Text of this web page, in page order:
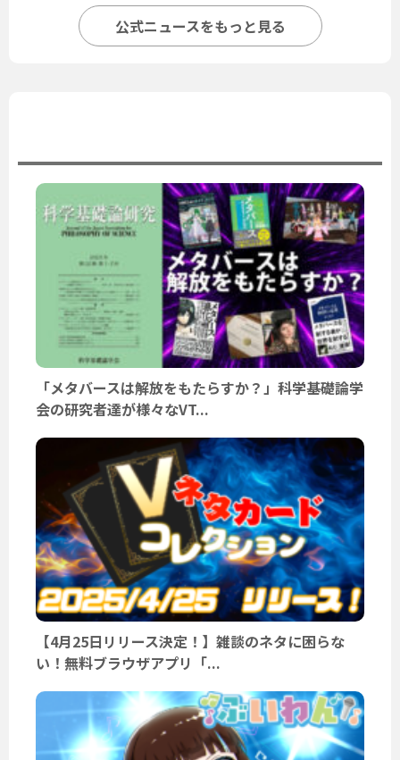
公式ニュースをもっと見る
「メタバースは解放をもたらすか？」科学基礎論学
会の研究者達が様々なVT...
【4月25日リリース決定！】雑談のネタに困らな
い！無料ブラウザアプリ「...